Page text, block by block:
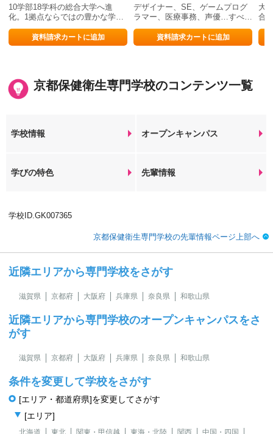
10学部18学科の総合大学へ進
化。1拠点ならではの豊かな学び
で、夢をかなえる確かな力を育
資料請求カートに追加
デザイナー、SE、ゲームプログ
ラマー、医療事務、声優…すべて
の道は「IT」から！
資料請求カートに追加
大
合
度
京都保健衛生専門学校のコンテンツ一覧
学校情報 オープンキャンパス
学びの特色 先輩情報
学校ID.GK007365
京都保健衛生専門学校の先輩情報ページ上部へ
近隣エリアから専門学校をさがす
滋賀県 京都府 大阪府 兵庫県 奈良県 和歌山県
近隣エリアから専門学校のオープンキャンパスをさ
がす
滋賀県 京都府 大阪府 兵庫県 奈良県 和歌山県
条件を変更して学校をさがす
[エリア・都道府県]を変更してさがす
[エリア]
北海道 東北 関東・甲信越 東海・北陸 関西
中国・四国